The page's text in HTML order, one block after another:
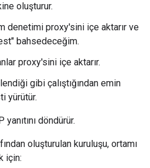
oluşturur.
denetimi proxy'sini içe aktarır ve
bahsedeceğim.
proxy'sini içe aktarır.
gibi çalıştığından emin
yürütür.
döndürür.
oluşturulan kuruluşu, ortamı
için: